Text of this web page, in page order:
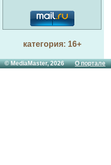
категория: 16+
© MediaMaster, 2026О портале